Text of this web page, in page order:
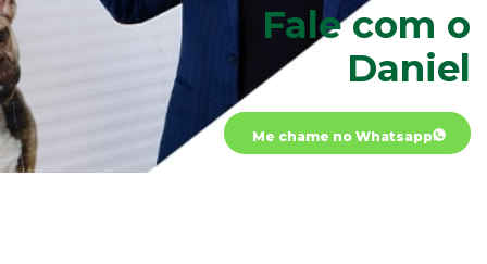
Fale com o
Daniel
Me chame no Whatsapp